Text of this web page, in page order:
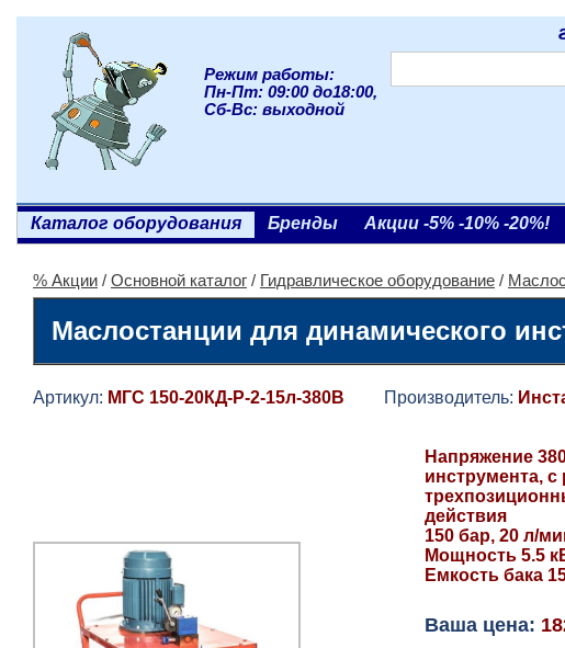
Режим работы:
Пн-Пт: 09:00 до18:00,
Сб-Вс: выходной
Каталог оборудования Бренды Акции -5% -10% -20%!
% Акции / Основной каталог / Гидравлическое оборудование /
Маслостанции для динамического
Артикул: МГС 150-20КД-Р-2-15л-380В Производитель:
Напряжение
инструмента,
действия
150 бар, 20 л/
Мощность 5.5
Емкость бака
Ваша цена: